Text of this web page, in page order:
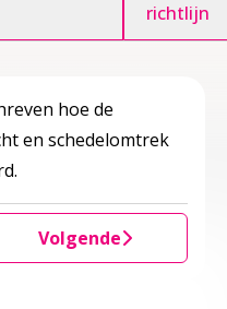
richtlijn
hoe de
en schedelomtrek
Volgende